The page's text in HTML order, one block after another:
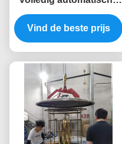
PVD-coatingsmachine
met roestvrijstalen
kamer voor
Vind de beste prijs